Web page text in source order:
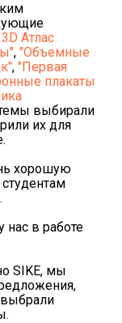
3D Атлас
, "Объемные
, "Первая
плакаты
выбирали
их для
хорошую
нас в работе
SIKE, мы